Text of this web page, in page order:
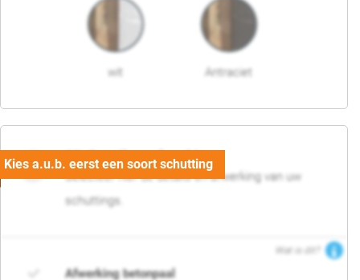
wit Antraciet
03. Detail en afwerking
Selecteer hier de details en afwerking van uw
schuttings.
Wat is dit?
Afwerking betonpaal